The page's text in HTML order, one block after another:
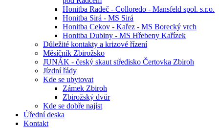
Honitba Radeč - Colloredo - Mansfeld spol. s.r.o.
Honitba Sirá - MS Sirá
Honitba Cekov - Kařez - MS Borecký vrch
Honitba Dubiny - MS Hřebeny Kařízek
Důležité kontakty a krizové řízení
Měsíčník Zbirožsko
JUNÁK - český skaut středisko Čertovka Zbiroh
Jízdní řády
Kde se ubytovat
Zámek Zbiroh
Zbirožský dvůr
Kde se dobře najíst
Úřední deska
Kontakt